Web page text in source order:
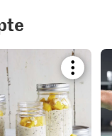
recipe
add
it
to